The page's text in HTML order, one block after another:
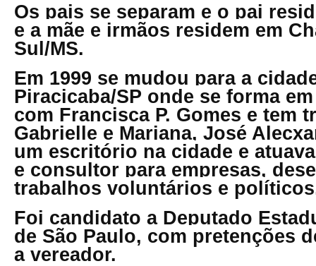
Os pais se separam e o pai
e a mãe e irmãos residem em
Sul/MS.
Em 1999 se mudou para a
Piracicaba/SP onde se forma
com Francisca P. Gomes e tem
Gabrielle e Mariana, José
um escritório na cidade e
e consultor para empresas,
trabalhos voluntários e
Foi candidato a Deputado
de São Paulo, com pretenções
a vereador.